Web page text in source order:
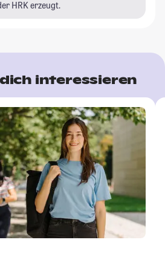
HRK erzeugt.
interessieren